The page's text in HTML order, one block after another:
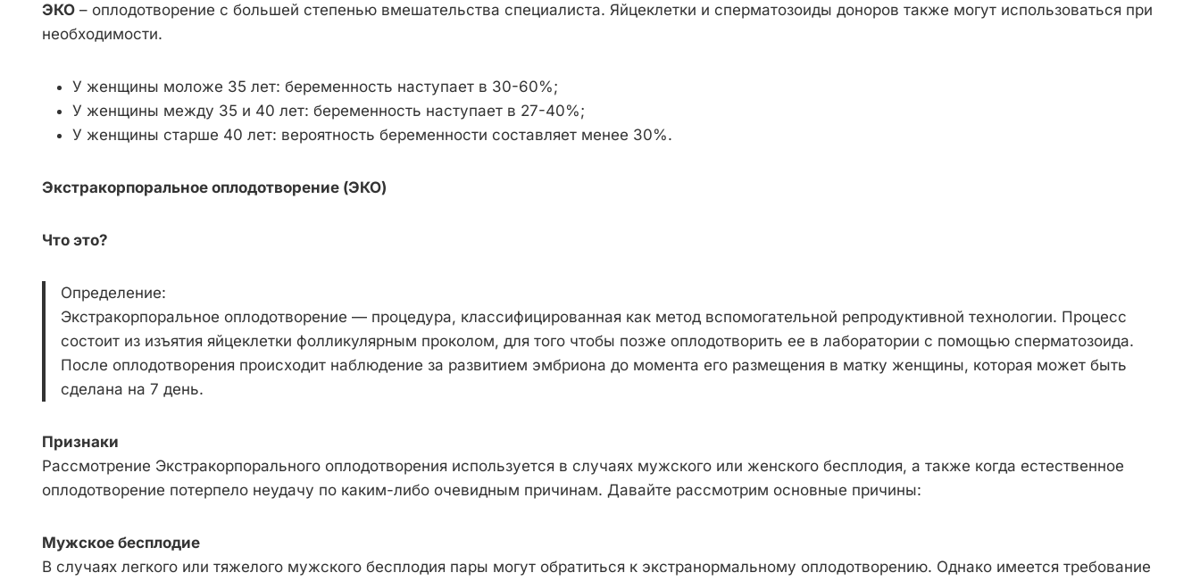
ЭКО – оплодотворение с большей степенью вмешательства специалиста. Яйцеклетки и сперматозоиды доноров также могут использоваться при
необходимости.
У женщины моложе 35 лет: беременность наступает в 30-60%;
У женщины между 35 и 40 лет: беременность наступает в 27-40%;
У женщины старше 40 лет: вероятность беременности составляет менее 30%.
Экстракорпоральное оплодотворение (ЭКО)
Что это?
Определение:
Экстракорпоральное оплодотворение — процедура, классифицированная как метод вспомогательной репродуктивной технологии. Процесс
состоит из изъятия яйцеклетки фолликулярным проколом, для того чтобы позже оплодотворить ее в лаборатории с помощью сперматозоида.
После оплодотворения происходит наблюдение за развитием эмбриона до момента его размещения в матку женщины, которая может быть
сделана на 7 день.
Признаки
Рассмотрение Экстракорпорального оплодотворения используется в случаях мужского или женского бесплодия, а также когда естественное
оплодотворение потерпело неудачу по каким-либо очевидным причинам. Давайте рассмотрим основные причины:
Мужское бесплодие
В случаях легкого или тяжелого мужского бесплодия пары могут обратиться к экстранормальному оплодотворению. Однако имеется требование